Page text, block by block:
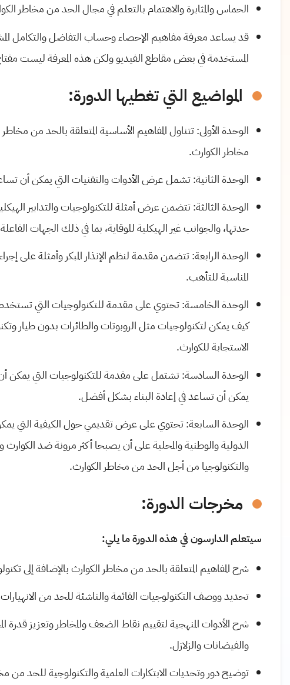
الحماس والمثابرة والاهتمام بالتعلم في مجال الحد من مخاطر
قد يساعد معرفة مفاهيم الإحصاء وحساب التفاضل والتكامل
المستخدمة في بعض مقاطع الفيديو ولكن هذه المعرفة ليست
المواضيع التي تغطيها الدورة:
الوحدة الأولى: تتناول المفاهيم الأساسية المتعلقة بالحد من
مخاطر الكوارث.
الوحدة الثانية: تشمل عرض الأدوات والتقنيات التي يمكن أن
الوحدة الثالثة: تتضمن عرض أمثلة للتكنولوجيات والتدابير
حدتها، والجوانب غير الهيكلية للوقاية، بما في ذلك الجهات
الوحدة الرابعة: تتضمن مقدمة لنظم الإنذار المبكر وأمثلة على
المناسبة للتأهب.
الوحدة الخامسة: تحتوي على مقدمة للتكنولوجيات التي تستخدم
كيف يمكن لتكنولوجيات مثل الروبوتات والطائرات بدون طيار
الاستجابة للكوارث.
الوحدة السادسة: تشتمل على مقدمة للتكنولوجيات التي يمكن
يمكن أن تساعد في إعادة البناء بشكل أفضل.
الوحدة السابعة: تحتوي على عرض تقديمي حول الكيفية التي يمكن
الدولية والوطنية والمحلية على أن يصبحا أكثر مرونة ضد الكوارث
والتكنولوجيا من أجل الحد من مخاطر الكوارث.
مخرجات الدورة:
سيتعلم الدارسون في هذه الدورة ما يلي:
شرح المفاهيم المتعلقة بالحد من مخاطر الكوارث بالإضافة إلى
تحديد ووصف التكنولوجيات القائمة والناشئة للحد من
شرح الأدوات المنهجية لتقييم نقاط الضعف والمخاطر وتعزيز قدرة
والفيضانات والزلازل.
توضيح دور وتحديات الابتكارات العلمية والتكنولوجية للحد